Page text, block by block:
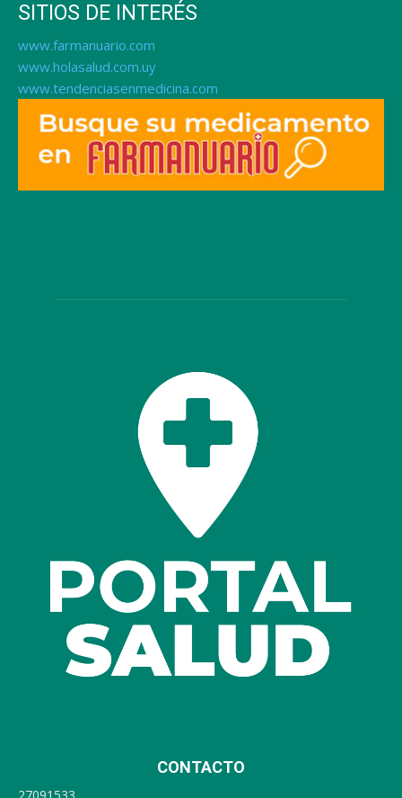
SITIOS DE INTERÉS
www.farmanuario.com
www.holasalud.com.uy
www.tendenciasenmedicina.com
CONTACTO
27091533